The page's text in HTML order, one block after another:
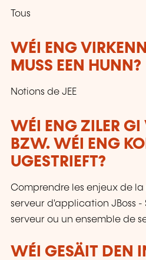
Tous
WÉI ENG
MUSS EEN HUNN?
Notions de JEE
WÉI ENG ZILER GI
BZW. WÉI ENG
UGESTRIEFT?
Comprendre les enjeux de
serveur d'application JBoss -
serveur ou un ensemble de
WÉI GESÄIT DEN